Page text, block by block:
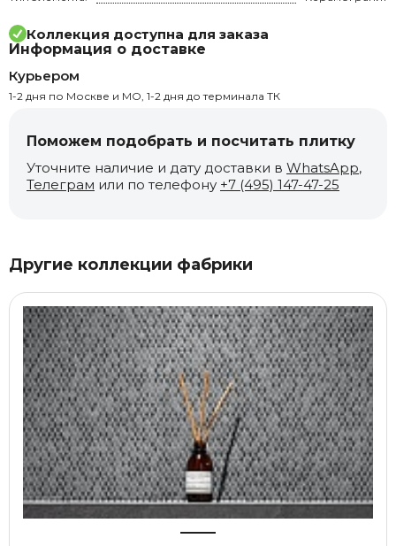
Коллекция доступна для заказа
Информация о доставке
Курьером
1-2 дня по Москве и МО, 1-2 дня до терминала ТК
Поможем подобрать и посчитать плитку
Уточните наличие и дату доставки в WhatsApp,
Телеграм или по телефону +7 (495) 147-47-25
Другие коллекции фабрики